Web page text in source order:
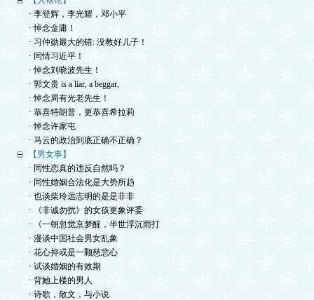
· 李登辉，李光耀，邓小平
· 悼念金庸！
· 习仲勋最大的错: 没教好儿子！
· 同情习近平！
· 悼念刘晓波先生！
· 郭文贵 is a liar, a beggar,
· 悼念周有光老先生！
· 恭喜特朗普，更恭喜希拉莉
· 悼念许家屯
· 马云的政治到底正确不正确？
【男女事】
· 同性恋真的违反自然吗？
· 同性婚姻合法化是大势所趋
· 也谈柴玲远志明的是是非非
· 《非诚勿扰》的女孩更象评委
· 《一朝忽觉京梦醒，半世浮沉雨打
· 漫谈中国社会男女乱象
· 花心抑或是一颗慈悲心
· 试谈婚姻的有效期
· 背她上楼的男人
· 诗歌，散文，与小说